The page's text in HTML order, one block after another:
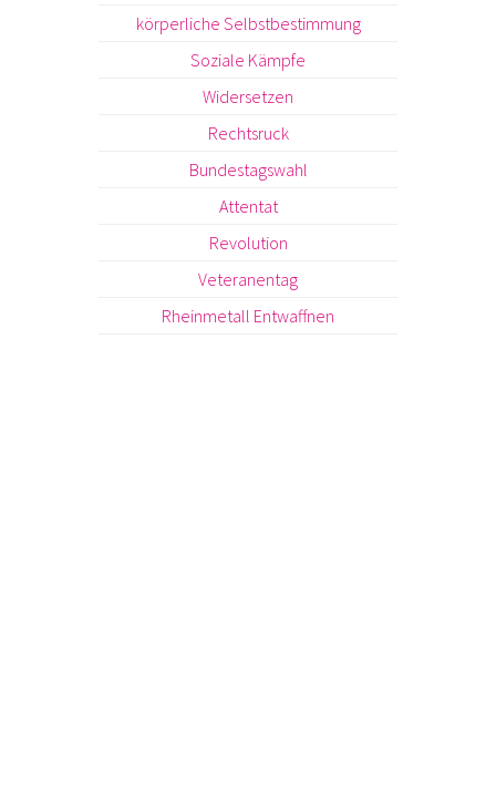
körperliche Selbstbestimmung
Soziale Kämpfe
Widersetzen
Rechtsruck
Bundestagswahl
Attentat
Revolution
Veteranentag
Rheinmetall Entwaffnen